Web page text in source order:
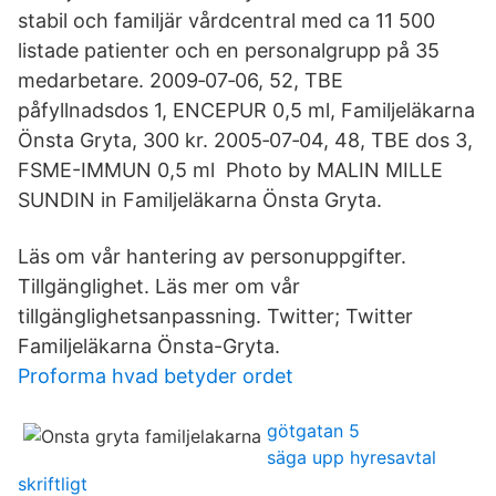
stabil och familjär vårdcentral med ca 11 500
listade patienter och en personalgrupp på 35
medarbetare. 2009‑07‑06, 52, TBE
påfyllnadsdos 1, ENCEPUR 0,5 ml, Familjeläkarna
Önsta Gryta, 300 kr. 2005‑07‑04, 48, TBE dos 3,
FSME-IMMUN 0,5 ml Photo by MALIN MILLE
SUNDIN in Familjeläkarna Önsta Gryta.
Läs om vår hantering av personuppgifter.
Tillgänglighet. Läs mer om vår
tillgänglighetsanpassning. Twitter; Twitter
Familjeläkarna Önsta-Gryta.
Proforma hvad betyder ordet
götgatan 5
säga upp hyresavtal
skriftligt